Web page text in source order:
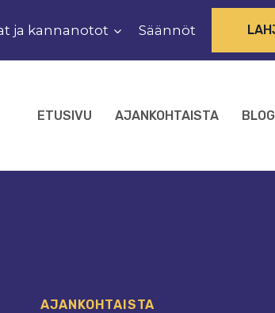
ja kannanotot Säännöt
ETUSIVU AJANKOHTAISTA
AJANKOHTAISTA